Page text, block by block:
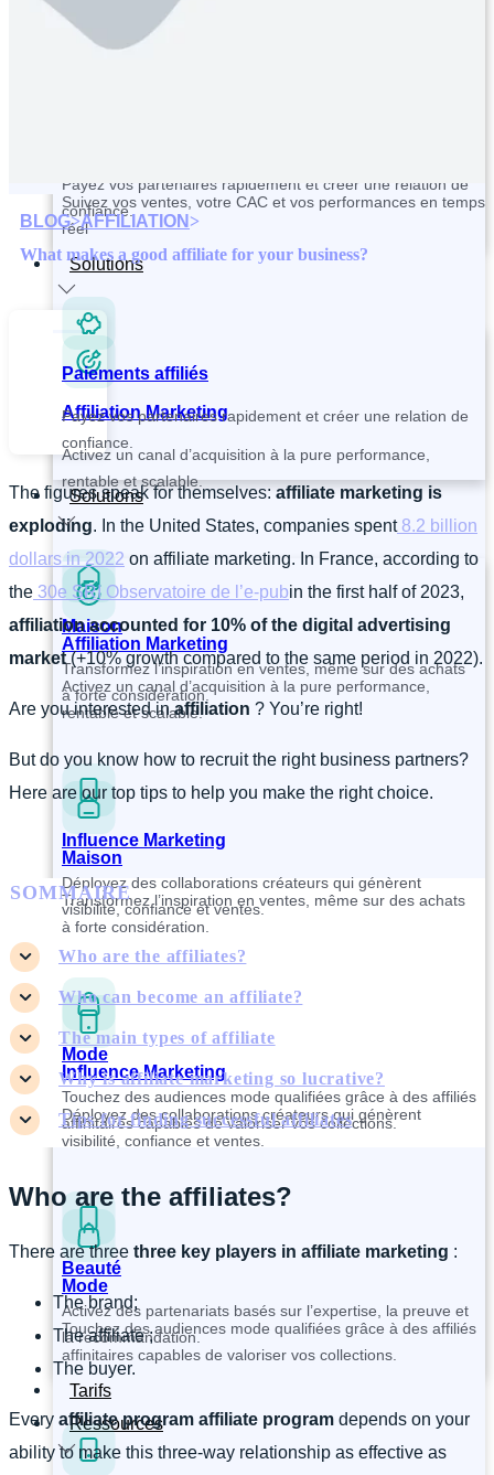
Payez vos partenaires rapidement et créer une relation de
confiance.
Solutions
Affiliation Marketing
Activez un canal d’acquisition à la pure performance,
rentable et scalable.
Maison
Transformez l’inspiration en ventes, même sur des achats
à forte considération.
Influence Marketing
Déployez des collaborations créateurs qui génèrent
visibilité, confiance et ventes.
Mode
Touchez des audiences mode qualifiées grâce à des affiliés
affinitaires capables de valoriser vos collections.
Beauté
Activez des partenariats basés sur l’expertise, la preuve et
la recommandation.
Tarifs
Ressources
Contactez et recrutez vos partenaires plus rapidement
Suivez vos ventes, votre CAC et vos performances en temps
réel
Paiements affiliés
Payez vos partenaires rapidement et créer une relation de
confiance.
Solutions
Affiliation Marketing
Activez un canal d’acquisition à la pure performance,
rentable et scalable.
Maison
Transformez l’inspiration en ventes, même sur des achats
à forte considération.
Influence Marketing
Déployez des collaborations créateurs qui génèrent
visibilité, confiance et ventes.
Mode
Touchez des audiences mode qualifiées grâce à des affiliés
affinitaires capables de valoriser vos collections.
BLOG>AFFILIATION >
What makes a good affiliate for your business?
The figures speak for themselves: affiliate marketing is
exploding. In the United States, companies spent 8.2 billion
dollars in 2022 on affiliate marketing. In France, according to
the 30e SRI Observatoire de l’e-pubin the first half of 2023,
affiliation accounted for 10% of the digital advertising
market(+10% growth compared to the same period in 2022).
Are you interested inaffiliation ? You’re right!
But do you know how to recruit the right business partners?
Here are our top tips to help you make the right choice.
SOMMAIRE
Who are the affiliates?
Who can become an affiliate?
The main types of affiliate
Why is affiliate marketing so lucrative?
Tips for finding successful affiliates
Who are the affiliates?
There are three three key players in affiliate marketing :
The brand;
The affiliate ;
The buyer.
Every affiliate program affiliate program depends on your
ability to make this three-way relationship as effective as